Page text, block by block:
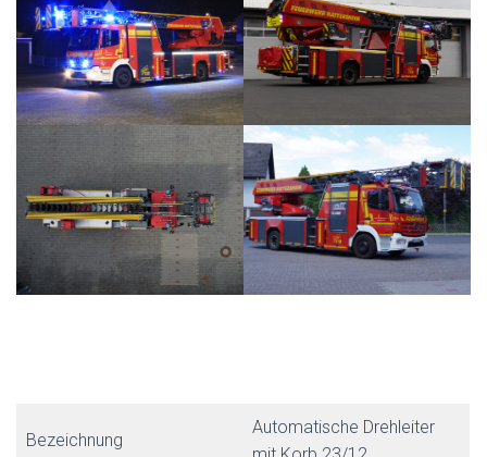
Bezeichnung
Automatische Drehleiter